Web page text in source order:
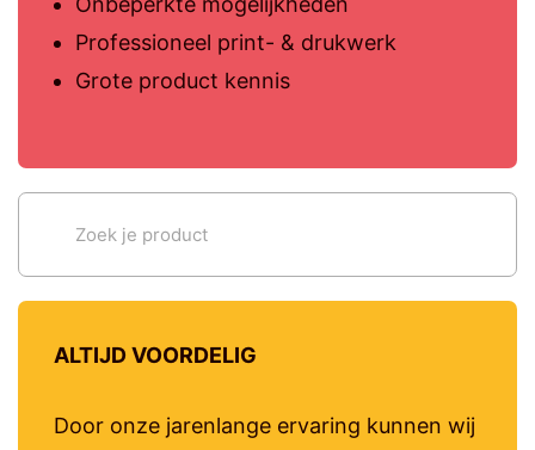
Professioneel print- & drukwerk
Grote product kennis
ALTIJD VOORDELIG
Door onze jarenlange ervaring kunnen wij